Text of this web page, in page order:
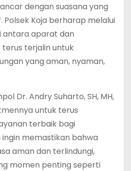
dengan suasana yang
Polsek Koja berharap melalui
antara aparat dan
terjalin untuk
yang aman, nyaman,
Dr. Andry Suharto, SH, MH,
untuk terus
terbaik bagi
ingin memastikan bahwa
aman dan terlindungi,
momen penting seperti